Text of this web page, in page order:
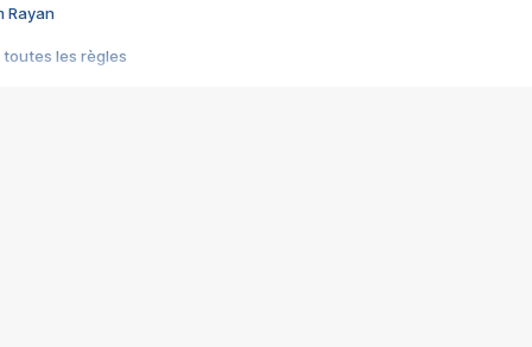
Rayan
toutes les règles